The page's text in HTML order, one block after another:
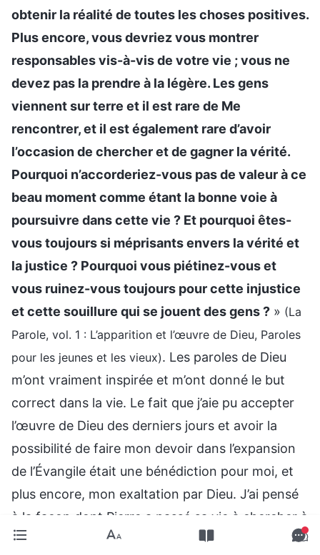
obtenir la réalité de toutes les choses positives.
Plus encore, vous devriez vous montrer
responsables vis-à-vis de votre vie ; vous ne
devez pas la prendre à la légère. Les gens
viennent sur terre et il est rare de Me
rencontrer, et il est également rare d’avoir
l’occasion de chercher et de gagner la vérité.
Pourquoi n’accorderiez-vous pas de valeur à ce
beau moment comme étant la bonne voie à
poursuivre dans cette vie ? Et pourquoi êtes-
vous toujours si méprisants envers la vérité et
la justice ? Pourquoi vous piétinez-vous et
vous ruinez-vous toujours pour cette injustice
et cette souillure qui se jouent des gens ? » (La
Parole, vol. 1 : L’apparition et l’œuvre de Dieu, Paroles
pour les jeunes et les vieux). Les paroles de Dieu
m’ont vraiment inspirée et m’ont donné le but
correct dans la vie. Le fait que j’aie pu accepter
l’œuvre de Dieu des derniers jours et avoir la
possibilité de faire mon devoir dans l’expansion
de l’Évangile était une bénédiction pour moi, et
plus encore, mon exaltation par Dieu. J’ai pensé
à la façon dont Pierre a passé sa vie à chercher à
connaître et à aimer Dieu. Quand Dieu lui a confié